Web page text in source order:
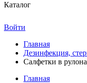
Каталог
Войти
Главная
Дезинфекция,
Салфетки в
Главная